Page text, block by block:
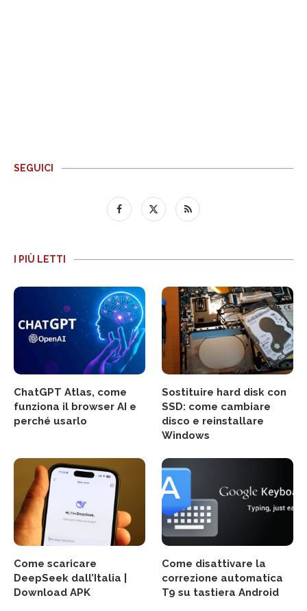
SEGUICI
I PIÙ LETTI
ChatGPT Atlas, come
funziona il browser AI e
perché usarlo
Sostituire hard disk con
SSD: come cambiare
disco e reinstallare
Windows
Come scaricare
DeepSeek dall’Italia |
Download APK
Come disattivare la
correzione automatica
T9 su tastiera Android